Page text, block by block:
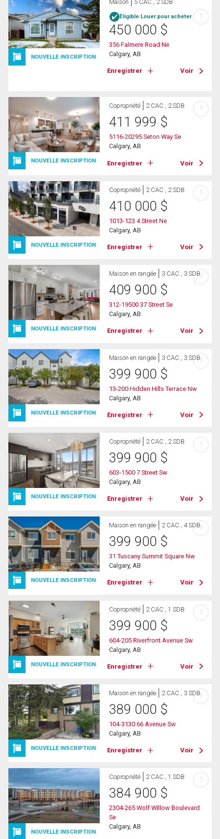
NOUVELLE INSCRIPTION
Maison 5 CAC , 2 SDB
Éligible Louer pour acheter
450 000 $
356 Falmere Road Ne
Calgary, AB
Enregistrer Voir
?
NOUVELLE INSCRIPTION
Copropriété 2 CAC , 2 SDB
411 999 $
5116-20295 Seton Way Se
Calgary, AB
Enregistrer Voir
?
NOUVELLE INSCRIPTION
Copropriété 2 CAC , 2 SDB
410 000 $
1013-123 4 Street Ne
Calgary, AB
Enregistrer Voir
?
NOUVELLE INSCRIPTION
Maison en rangée 3 CAC , 3 SDB
409 900 $
312-19500 37 Street Se
Calgary, AB
Enregistrer Voir
?
NOUVELLE INSCRIPTION
Maison en rangée 3 CAC , 3 SDB
399 900 $
13-200 Hidden Hills Terrace Nw
Calgary, AB
Enregistrer Voir
?
NOUVELLE INSCRIPTION
Copropriété 2 CAC , 2 SDB
399 900 $
603-1500 7 Street Sw
Calgary, AB
Enregistrer Voir
?
NOUVELLE INSCRIPTION
Maison en rangée 2 CAC , 4 SDB
399 900 $
31 Tuscany Summit Square Nw
Calgary, AB
Enregistrer Voir
?
NOUVELLE INSCRIPTION
Copropriété 2 CAC , 1 SDB
399 900 $
604-205 Riverfront Avenue Sw
Calgary, AB
Enregistrer Voir
?
NOUVELLE INSCRIPTION
Maison en rangée 2 CAC , 3 SDB
389 000 $
104-3130 66 Avenue Sw
Calgary, AB
Enregistrer Voir
?
NOUVELLE INSCRIPTION
Copropriété 2 CAC , 1 SDB
384 900 $
2304-265 Wolf Willow Boulevard
Se
Calgary, AB
?